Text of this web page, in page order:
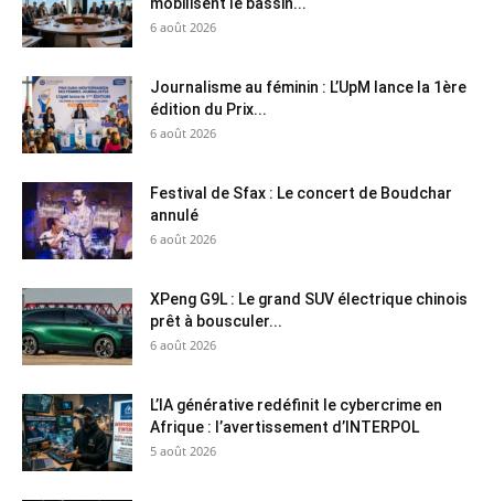
6 août 2026
Journalisme au féminin : L’UpM lance la 1ère
édition du Prix...
6 août 2026
Festival de Sfax : Le concert de Boudchar
annulé
6 août 2026
XPeng G9L : Le grand SUV électrique chinois
prêt à bousculer...
6 août 2026
L’IA générative redéfinit le cybercrime en
Afrique : l’avertissement d’INTERPOL
5 août 2026